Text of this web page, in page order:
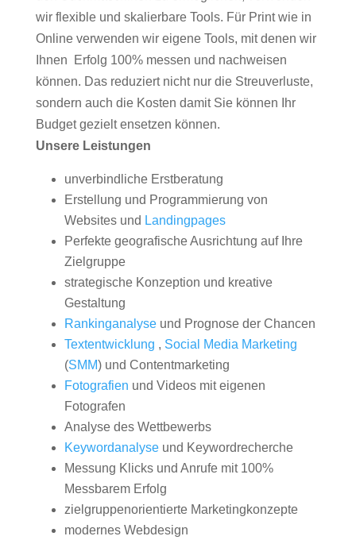
wir flexible und skalierbare Tools. Für Print wie in
Online verwenden wir eigene Tools, mit denen wir
Ihnen Erfolg 100% messen und nachweisen
können. Das reduziert nicht nur die Streuverluste,
sondern auch die Kosten damit Sie können Ihr
Budget gezielt ensetzen können.
Unsere Leistungen
unverbindliche Erstberatung
Erstellung und Programmierung von
Websites und Landingpages
Perfekte geografische Ausrichtung auf Ihre
Zielgruppe
strategische Konzeption und kreative
Gestaltung
Rankinganalyseund Prognose der Chancen
Textentwicklung , Social Media Marketing
(SMM) und Contentmarketing
Fotografien und Videos mit eigenen
Fotografen
Analyse des Wettbewerbs
Keywordanalyseund Keywordrecherche
Messung Klicks und Anrufe mit 100%
Messbarem Erfolg
zielgruppenorientierte Marketingkonzepte
modernes Webdesign